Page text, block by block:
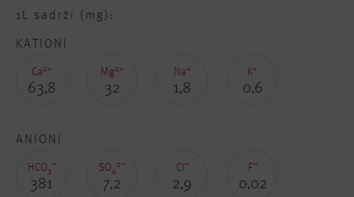
1L sadrži (mg):
KATIONI
Ca2+
63,8
Mg2+
32
Na+
1,8
K+
0,6
ANIONI
HCO3
–
381
SO4
2–
7,2
Cl–
2,9
F–
0,02